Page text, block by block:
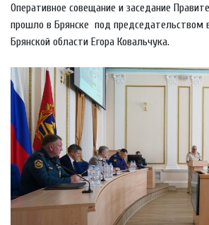
Оперативное совещание и заседание
прошло в Брянске под председательством
Брянской области Егора Ковальчука.